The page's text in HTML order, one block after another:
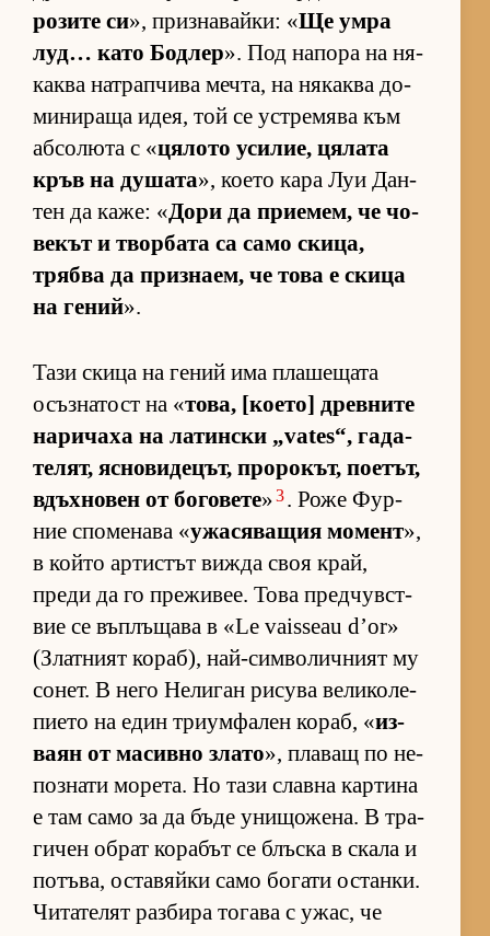
ро­зите си», приз­на­вай­ки: «Ще умра
луд… като Бод­лер». Под на­пора на ня­
каква нат­рап­чива меч­та, на ня­каква до­
ми­ни­раща идея, той се ус­т­ре­мява към
аб­со­люта с «ця­лото уси­лие, ця­лата
кръв на ду­шата», ко­ето кара Луи Дан­
тен да ка­же: «Дори да при­е­мем, че чо­
ве­кът и твор­бата са само ски­ца,
трябва да приз­на­ем, че това е скица
на ге­ний».
Тази скица на ге­ний има пла­ше­щата
осъз­на­тост на «то­ва, [ко­е­то] древ­ните
на­ри­чаха на ла­тин­ски „vates“, га­да­
те­лят, яс­но­ви­де­цът, про­ро­кът, по­е­тът,
вдъх­но­вен от бо­го­вете»3. Роже Фур­
ние спо­ме­нава «ужа­ся­ва­щия мо­мент»,
в който ар­тис­тът вижда своя край,
преди да го пре­жи­вее. Това пред­чув­с­т­
вие се въп­лъ­щава в «Le vaisseau d’or»
(Злат­ният ко­раб), най-сим­во­лич­ният му
со­нет. В него Не­ли­ган ри­сува ве­ли­ко­ле­
пи­ето на един три­ум­фа­лен ко­раб, «из­
ваян от ма­сивно злато», пла­ващ по не­
поз­нати мо­ре­та. Но тази славна кар­тина
е там само за да бъде уни­що­же­на. В тра­
ги­чен об­рат ко­ра­бът се блъска в скала и
по­тъ­ва, ос­та­вяйки само бо­гати ос­тан­ки.
Чи­та­те­лят раз­бира то­гава с ужас, че